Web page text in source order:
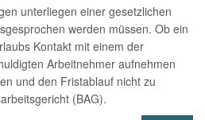
unterliegen einer gesetzlichen
werden müssen. Ob ein
Kontakt mit einem der
Arbeitnehmer aufnehmen
und den Fristablauf nicht zu
(BAG).